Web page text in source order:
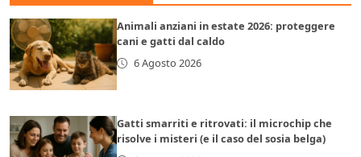
Animali anziani in estate 2026: proteggere
cani e gatti dal caldo
6 Agosto 2026
Gatti smarriti e ritrovati: il microchip che
risolve i misteri (e il caso del sosia belga)